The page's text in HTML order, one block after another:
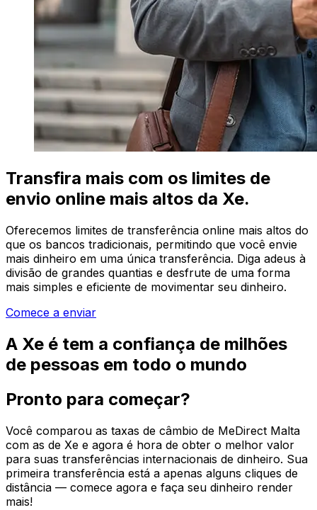
Transfira mais com os limites de
envio online mais altos da Xe.
Oferecemos limites de transferência online mais altos do
que os bancos tradicionais, permitindo que você envie
mais dinheiro em uma única transferência. Diga adeus à
divisão de grandes quantias e desfrute de uma forma
mais simples e eficiente de movimentar seu dinheiro.
Comece a enviar
A Xe é tem a confiança de milhões
de pessoas em todo o mundo
Pronto para começar?
Você comparou as taxas de câmbio de MeDirect Malta
com as de Xe e agora é hora de obter o melhor valor
para suas transferências internacionais de dinheiro. Sua
primeira transferência está a apenas alguns cliques de
distância — comece agora e faça seu dinheiro render
mais!